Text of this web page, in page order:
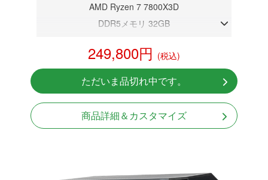
AMD Ryzen 7 7800X3D
DDR5メモリ 32GB
NVMeSSD 1TB
Windows11 Home 64bit
249,800円 (税込)
ただいま品切れ中です。
商品詳細＆カスタマイズ